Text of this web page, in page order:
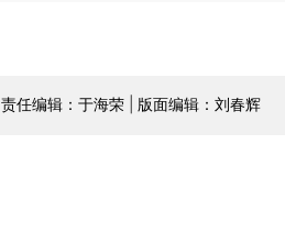
责任编辑：于海荣 | 版面编辑：刘春辉